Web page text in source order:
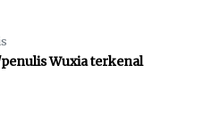
Wuxia terkenal